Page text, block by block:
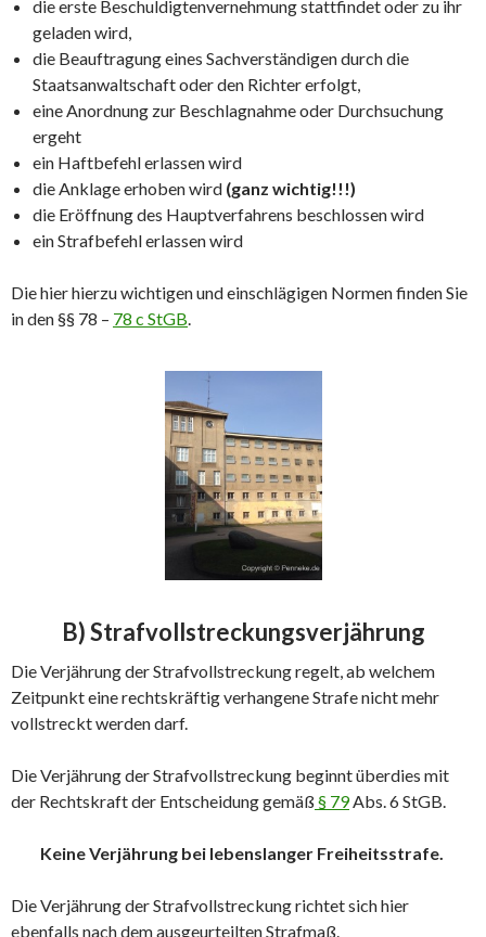
die erste Beschuldigtenvernehmung stattfindet oder zu ihr
geladen wird,
die Beauftragung eines Sachverständigen durch die
Staatsanwaltschaft oder den Richter erfolgt,
eine Anordnung zur Beschlagnahme oder Durchsuchung
ergeht
ein Haftbefehl erlassen wird
die Anklage erhoben wird (ganz wichtig!!!)
die Eröffnung des Hauptverfahrens beschlossen wird
ein Strafbefehl erlassen wird
Die hier hierzu wichtigen und einschlägigen Normen finden Sie
in den §§ 78 – 78 c StGB.
B) Strafvollstreckungsverjährung
Die Verjährung der Strafvollstreckung regelt, ab welchem
Zeitpunkt eine rechtskräftig verhangene Strafe nicht mehr
vollstreckt werden darf.
Die Verjährung der Strafvollstreckung beginnt überdies mit
der Rechtskraft der Entscheidung gemäß§ 79Abs. 6 StGB.
Keine Verjährung bei lebenslanger Freiheitsstrafe.
Die Verjährung der Strafvollstreckung richtet sich hier
ebenfalls nach dem ausgeurteilten Strafmaß.